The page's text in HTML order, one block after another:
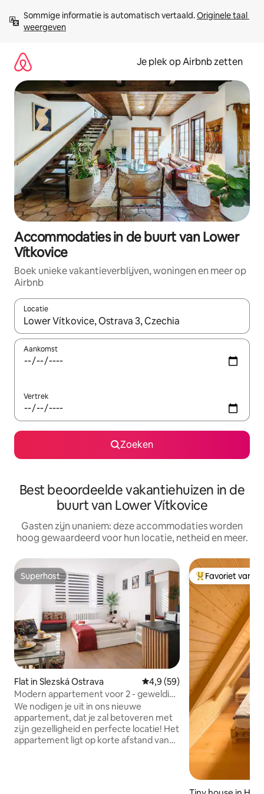
direct
naar
Sommige informatie is automatisch vertaald. Originele taal
weergeven
Je plek op Airbnb zetten
Accommodaties in de buurt van Lower
Vítkovice
Boek unieke vakantieverblijven, woningen en meer op
Airbnb
Locatie
Wanneer er resultaten beschikbaar zijn, maak je een keuze
Aankomst
Vertrek
Zoeken
Best beoordeelde vakantiehuizen in de
buurt van Lower Vítkovice
Gasten zijn unaniem: deze accommodaties worden
hoog gewaardeerd voor hun locatie, netheid en meer.
Superhost
Superhost
Flat in Slezská Ostrava Gemiddelde beoordeling van
4,9 (59)
Modern appartement voor 2 - geweldige
locatie en comfort
We nodigen je uit in ons nieuwe
appartement, dat je zal betoveren met
zijn gezelligheid en perfecte locatie! Het
appartement ligt op korte afstand van
Topfavoriet van
Favoriet van